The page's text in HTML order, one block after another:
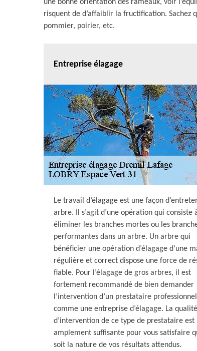
une bonne orientation des rameaux, voir
risquent de d’affaiblir la fructification. Sachez
pommier, poirier, etc.
Entreprise élagage
Le travail d’élagage est une façon
arbre. Il s’agit d’une opération qui consiste
éliminer les branches mortes ou les
performantes dans un arbre. Un arbre qui
bénéficier une opération d’élagage d’une
régulière et correct dispose une force de
fiable. Pour l’élagage de gros arbres, il est
fortement recommandé de bien demander
l’intervention d’un prestataire professionnel
comme une entreprise d’élagage. La qualité
d’intervention de ce type de prestataire est
amplement suffisante pour vous satisfaire
soit la nature de vos résultats attendus.